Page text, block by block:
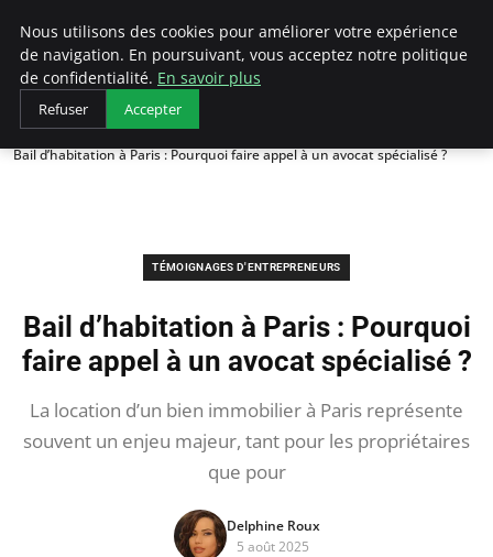
LECFCM
Accueil
Témoignages d'entrepreneurs
Bail d’habitation à Paris : Pourquoi faire appel à un avocat spécialisé ?
TÉMOIGNAGES D'ENTREPRENEURS
Bail d’habitation à Paris : Pourquoi
faire appel à un avocat spécialisé ?
La location d’un bien immobilier à Paris représente
souvent un enjeu majeur, tant pour les propriétaires
que pour
Delphine Roux
5 août 2025
Nous utilisons des cookies pour améliorer votre expérience
de navigation. En poursuivant, vous acceptez notre politique
de confidentialité. En savoir plus
Refuser Accepter